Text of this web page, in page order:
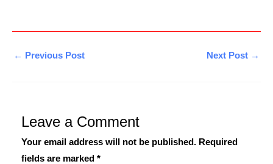
← Previous Post Next Post →
Leave a Comment
Your email address will not be published. Required
fields are marked *